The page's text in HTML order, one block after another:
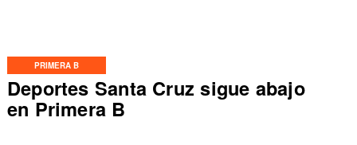
PRIMERA B
Deportes Santa Cruz sigue abajo
en Primera B